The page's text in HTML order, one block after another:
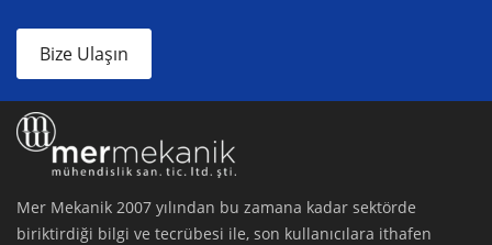
Bize Ulaşın
Mer Mekanik 2007 yılından bu zamana kadar sektörde
biriktirdiği bilgi ve tecrübesi ile, son kullanıcılara ithafen